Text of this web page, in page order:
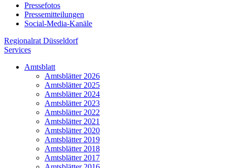
Pressefotos
Pressemitteilungen
Social-Media-Kanäle
Regionalrat Düsseldorf
Services
Amtsblatt
Amtsblätter 2026
Amtsblätter 2025
Amtsblätter 2024
Amtsblätter 2023
Amtsblätter 2022
Amtsblätter 2021
Amtsblätter 2020
Amtsblätter 2019
Amtsblätter 2018
Amtsblätter 2017